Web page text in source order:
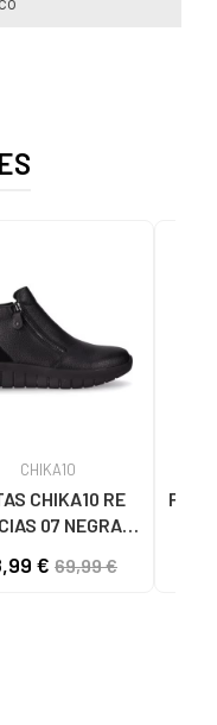
CHIKA10
CHIKA10 RE
07 NEGRAS
€ 69,99 €